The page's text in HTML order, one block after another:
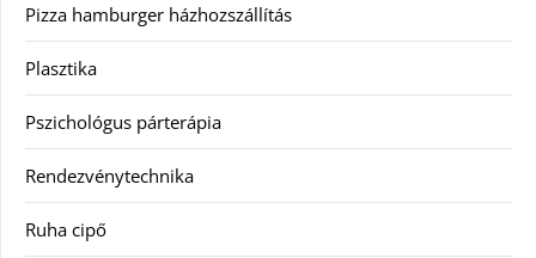
Pizza hamburger házhozszállítás
Plasztika
Pszichológus párterápia
Rendezvénytechnika
Ruha cipő